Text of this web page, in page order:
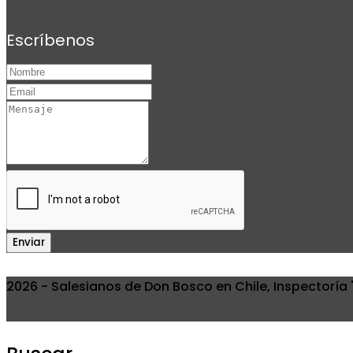
Escríbenos
Enviar
2026 - Salesianos de Don Bosco en Chile,